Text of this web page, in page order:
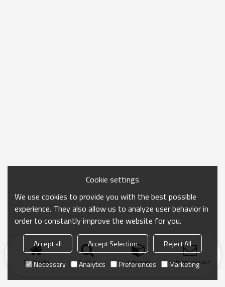
Startseite Suche Kategorie Anfrage senden
Cookie settings
We use cookies to provide you with the best possible
experience. They also allow us to analyze user behavior in
order to constantly improve the website for you.
Accept all Accept Selection
Reject All
Necessary
Analytics Preferences Marketing